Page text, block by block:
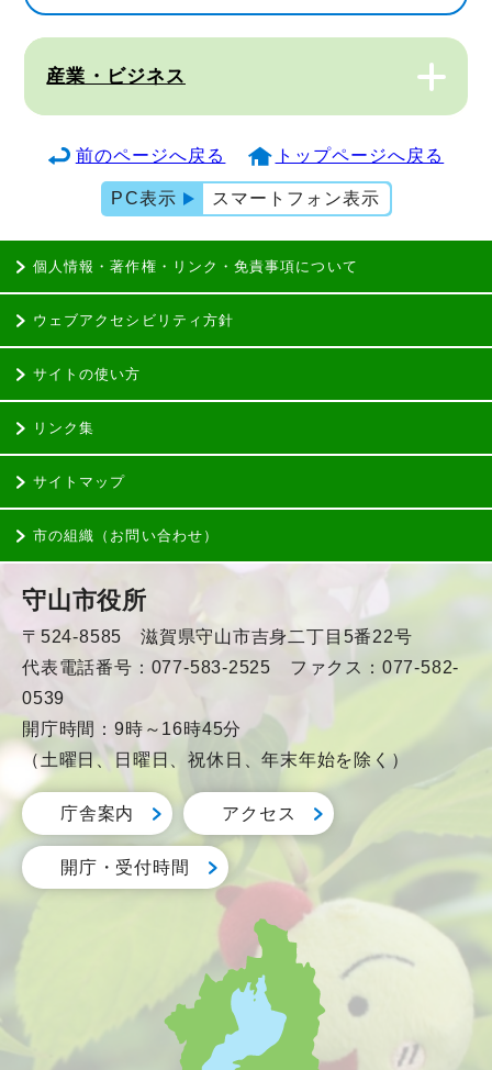
産業・ビジネス
前のページへ戻る トップページへ戻る
PC表示 スマートフォン表示
個人情報・著作権・リンク・免責事項について
ウェブアクセシビリティ方針
サイトの使い方
リンク集
サイトマップ
市の組織（お問い合わせ）
守山市役所
〒524-8585 滋賀県守山市吉身二丁目5番22号
代表電話番号：077-583-2525 ファクス：077-582-
0539
開庁時間：9時～16時45分
（土曜日、日曜日、祝休日、年末年始を除く）
庁舎案内 アクセス
開庁・受付時間